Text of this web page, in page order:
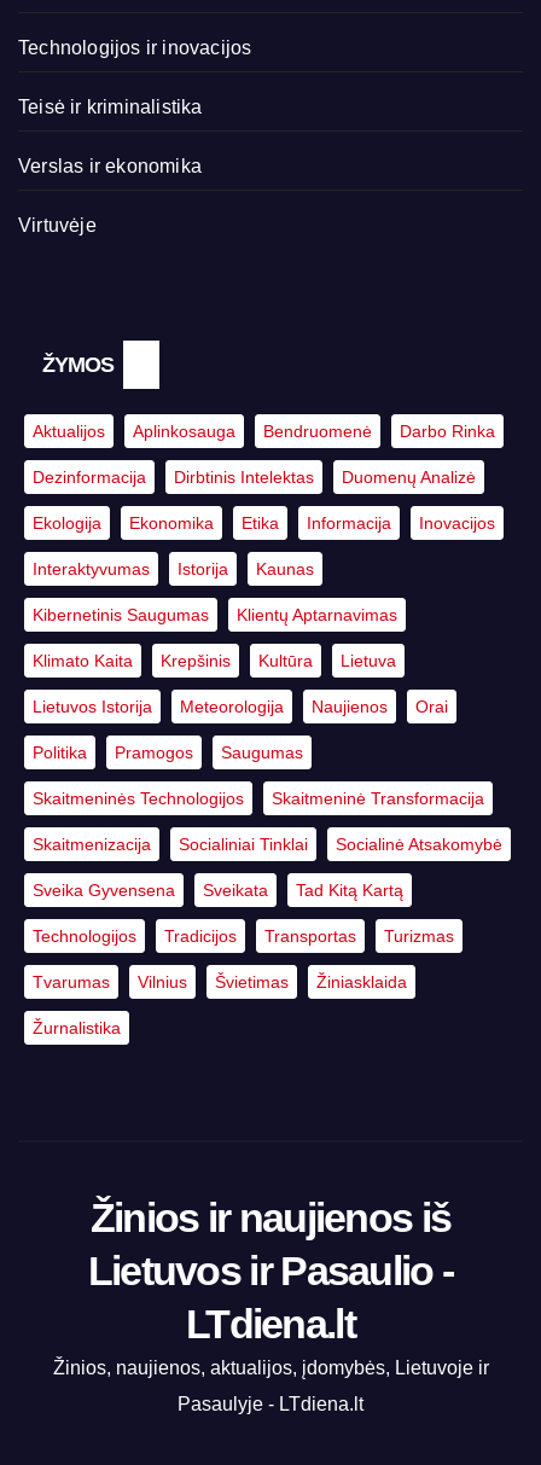
Technologijos ir inovacijos
Teisė ir kriminalistika
Verslas ir ekonomika
Virtuvėje
ŽYMOS
Aktualijos Aplinkosauga Bendruomenė Darbo Rinka
Dezinformacija Dirbtinis Intelektas Duomenų Analizė
Ekologija Ekonomika Etika Informacija Inovacijos
Interaktyvumas Istorija Kaunas
Kibernetinis Saugumas Klientų Aptarnavimas
Klimato Kaita Krepšinis Kultūra Lietuva
Lietuvos Istorija Meteorologija Naujienos Orai
Politika Pramogos Saugumas
Skaitmeninės Technologijos Skaitmeninė Transformacija
Skaitmenizacija Socialiniai Tinklai Socialinė Atsakomybė
Sveika Gyvensena Sveikata Tad Kitą Kartą
Technologijos Tradicijos Transportas Turizmas
Tvarumas Vilnius Švietimas Žiniasklaida
Žurnalistika
Žinios ir naujienos iš
Lietuvos ir Pasaulio -
LTdiena.lt
Žinios, naujienos, aktualijos, įdomybės, Lietuvoje ir
Pasaulyje - LTdiena.lt